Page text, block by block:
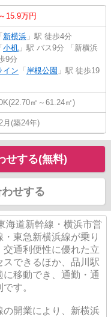
15.9万円
「 新横浜 」駅 徒歩4分
「 小机 」駅 バス9分 「新横浜
9分
イン 「 岸根公園 」駅 徒歩19
㎡～61.24㎡)
月(築24年)
せする(無料)
せする
海道新幹線・横浜市営
東急新横浜線が乗り
交通利便性に優れた立
できるほか、品川駅
移動でき、通勤・通
す。
の開業により、新横浜